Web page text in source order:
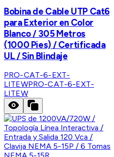
Bobina de Cable UTP Cat6
para Exterior en Color
Blanco / 305 Metros
(1000 Pies) / Certificada
UL / Sin Blindaje
PRO-CAT-6-EXT-
LITEWPRO-CAT-6-EXT-
LITEW